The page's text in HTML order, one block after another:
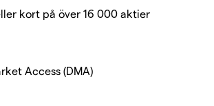
kort på över 16 000 aktier
Access (DMA)